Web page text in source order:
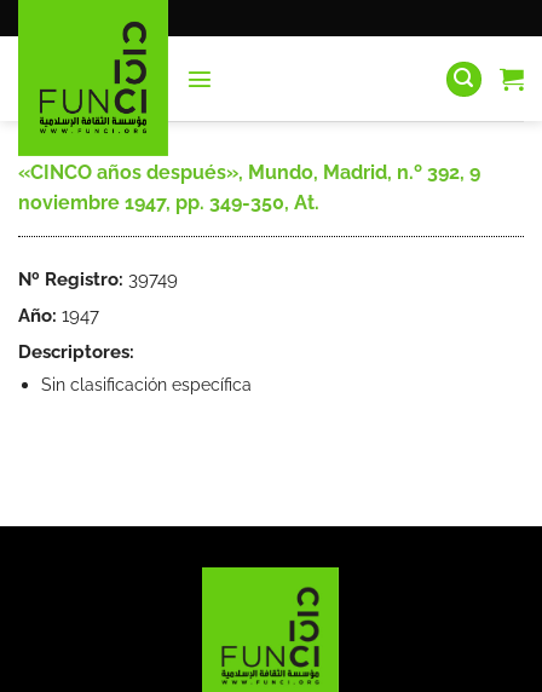
al
«CINCO años después», Mundo, Madrid, n.º 392, 9
noviembre 1947, pp. 349-350, At.
Nº Registro: 39749
Año: 1947
Descriptores:
Sin clasificación específica